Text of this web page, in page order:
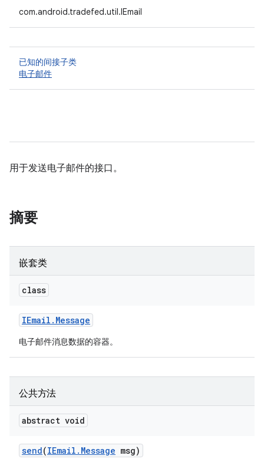
com.android.tradefed.util.IEmail
已知的间接子类
电子邮件
用于发送电子邮件的接口。
摘要
嵌套类
class
IEmail . Message
电子邮件消息数据的容器。
公共方法
abstract void
send(IEmail . Message msg)